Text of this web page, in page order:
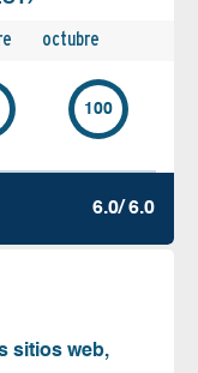
octubre
100
6.0/ 6.0
sitios web,